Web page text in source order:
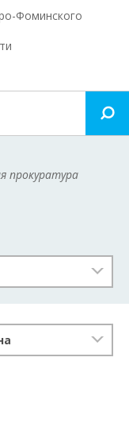
Фоминского
прокуратура